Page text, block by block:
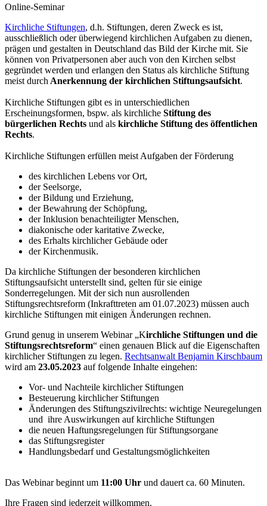
Online-Seminar
Kirchliche Stiftungen, d.h. Stiftungen, deren Zweck es ist,
ausschließlich oder überwiegend kirchlichen Aufgaben zu dienen,
prägen und gestalten in Deutschland das Bild der Kirche mit. Sie
können von Privatpersonen aber auch von den Kirchen selbst
gegründet werden und erlangen den Status als kirchliche Stiftung
meist durch Anerkennung der kirchlichen Stiftungsaufsicht.
Kirchliche Stiftungen gibt es in unterschiedlichen
Erscheinungsformen, bspw. als kirchliche Stiftung des
bürgerlichen Rechts und als kirchliche Stiftung des öffentlichen
Rechts.
Kirchliche Stiftungen erfüllen meist Aufgaben der Förderung
des kirchlichen Lebens vor Ort,
der Seelsorge,
der Bildung und Erziehung,
der Bewahrung der Schöpfung,
der Inklusion benachteiligter Menschen,
diakonische oder karitative Zwecke,
des Erhalts kirchlicher Gebäude oder
der Kirchenmusik.
Da kirchliche Stiftungen der besonderen kirchlichen
Stiftungsaufsicht unterstellt sind, gelten für sie einige
Sonderregelungen. Mit der sich nun ausrollenden
Stiftungsrechtsreform (Inkrafttreten am 01.07.2023) müssen auch
kirchliche Stiftungen mit einigen Änderungen rechnen.
Grund genug in unserem Webinar „Kirchliche Stiftungen und die
Stiftungsrechtsreform“ einen genauen Blick auf die Eigenschaften
kirchlicher Stiftungen zu legen. Rechtsanwalt Benjamin Kirschbaum
wird am 23.05.2023 auf folgende Inhalte eingehen:
Vor- und Nachteile kirchlicher Stiftungen
Besteuerung kirchlicher Stiftungen
Änderungen des Stiftungszivilrechts: wichtige Neuregelungen
und ihre Auswirkungen auf kirchliche Stiftungen
die neuen Haftungsregelungen für Stiftungsorgane
das Stiftungsregister
Handlungsbedarf und Gestaltungsmöglichkeiten
Das Webinar beginnt um 11:00 Uhr und dauert ca. 60 Minuten.
Ihre Fragen sind jederzeit willkommen.